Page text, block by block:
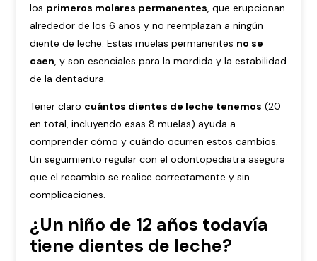
los primeros molares permanentes, que erupcionan
alrededor de los 6 años y no reemplazan a ningún
diente de leche. Estas muelas permanentes no se
caen, y son esenciales para la mordida y la estabilidad
de la dentadura.
Tener claro cuántos dientes de leche tenemos (20
en total, incluyendo esas 8 muelas) ayuda a
comprender cómo y cuándo ocurren estos cambios.
Un seguimiento regular con el odontopediatra asegura
que el recambio se realice correctamente y sin
complicaciones.
¿Un niño de 12 años todavía
tiene dientes de leche?